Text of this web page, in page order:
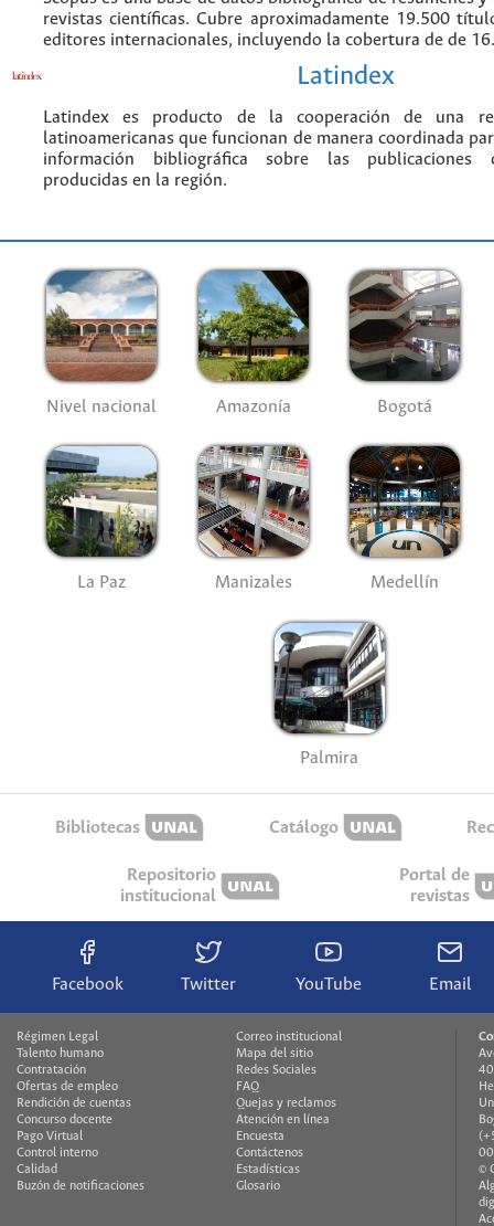
revistas científicas. Cubre aproximadamente 19.500
editores internacionales, incluyendo la cobertura de de
Latindex
Latindex es producto de la cooperación de una
latinoamericanas que funcionan de manera coordinada
información bibliográfica sobre las publicaciones
producidas en la región.
Nivel nacional Amazonía Bogotá
La Paz Manizales Medellín
Palmira
Bibliotecas Catálogo
Repositorio
institucional
Portal de
revistas
Facebook Twitter YouTube Email
Régimen Legal
Talento humano
Contratación
Ofertas de empleo
Rendición de cuentas
Concurso docente
Pago Virtual
Control interno
Calidad
Buzón de notificaciones
Correo institucional
Mapa del sitio
Redes Sociales
FAQ
Quejas y reclamos
Atención en línea
Encuesta
Contáctenos
Estadísticas
Glosario
©